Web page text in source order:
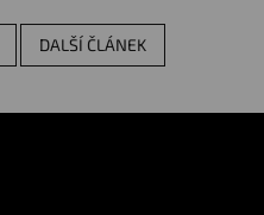
DALŠÍ ČLÁNEK